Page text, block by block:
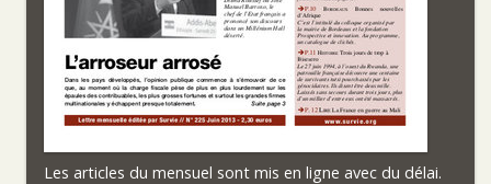
Les articles du mensuel sont mis en ligne avec du délai.